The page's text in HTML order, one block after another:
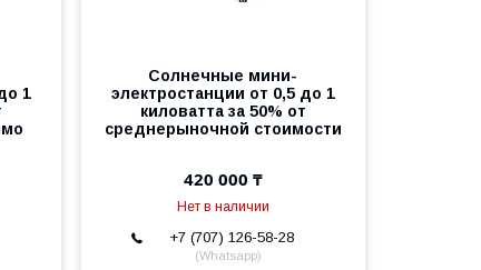
1
Солнечные мини-
электростанции от 0,5 до 1
киловатта за 50% от
среднерыночной стоимости
420 000 ₸
Нет в наличии
+7 (707) 126-58-28
Whatsapp